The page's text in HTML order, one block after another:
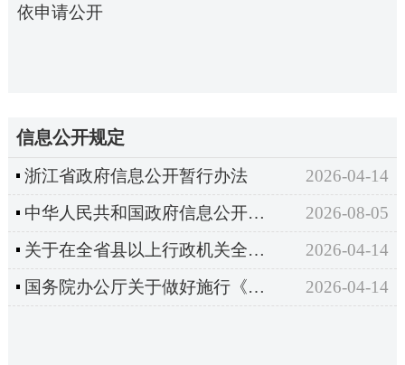
依申请公开
信息公开规定
浙江省政府信息公开暂行办法
2026-04-14
中华人民共和国政府信息公开条例
2026-08-05
关于在全省县以上行政机关全面推行政务公开制度的通知
2026-04-14
国务院办公厅关于做好施行《中华人民共和国政府信息公开条例》准备工作的通知
2026-04-14